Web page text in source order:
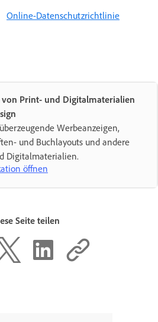
Online-Datenschutzrichtlinie
von Print- und Digitalmaterialien
Werbeanzeigen,
und Buchlayouts und andere
Digitalmaterialien.
öffnen
Seite teilen